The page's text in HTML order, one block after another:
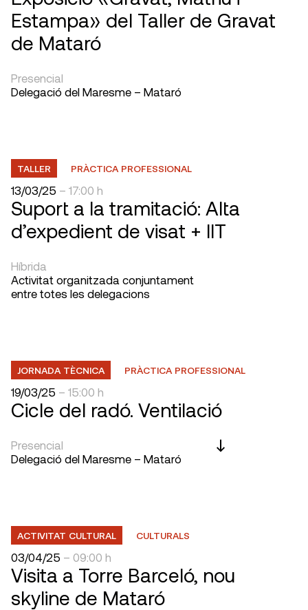
Estampa» del Taller de Gravat
de Mataró
Presencial
Delegació del Maresme – Mataró
TALLER PRÀCTICA PROFESSIONAL
13/03/25 – 17:00 h
Suport a la tramitació: Alta
d’expedient de visat + IIT
Híbrida
Activitat organitzada conjuntament
entre totes les delegacions
JORNADA TÈCNICA PRÀCTICA PROFESSIONAL
19/03/25 – 15:00 h
Cicle del radó. Ventilació
Presencial
Delegació del Maresme – Mataró
ACTIVITAT CULTURAL CULTURALS
03/04/25 – 09:00 h
Visita a Torre Barceló, nou
skyline de Mataró